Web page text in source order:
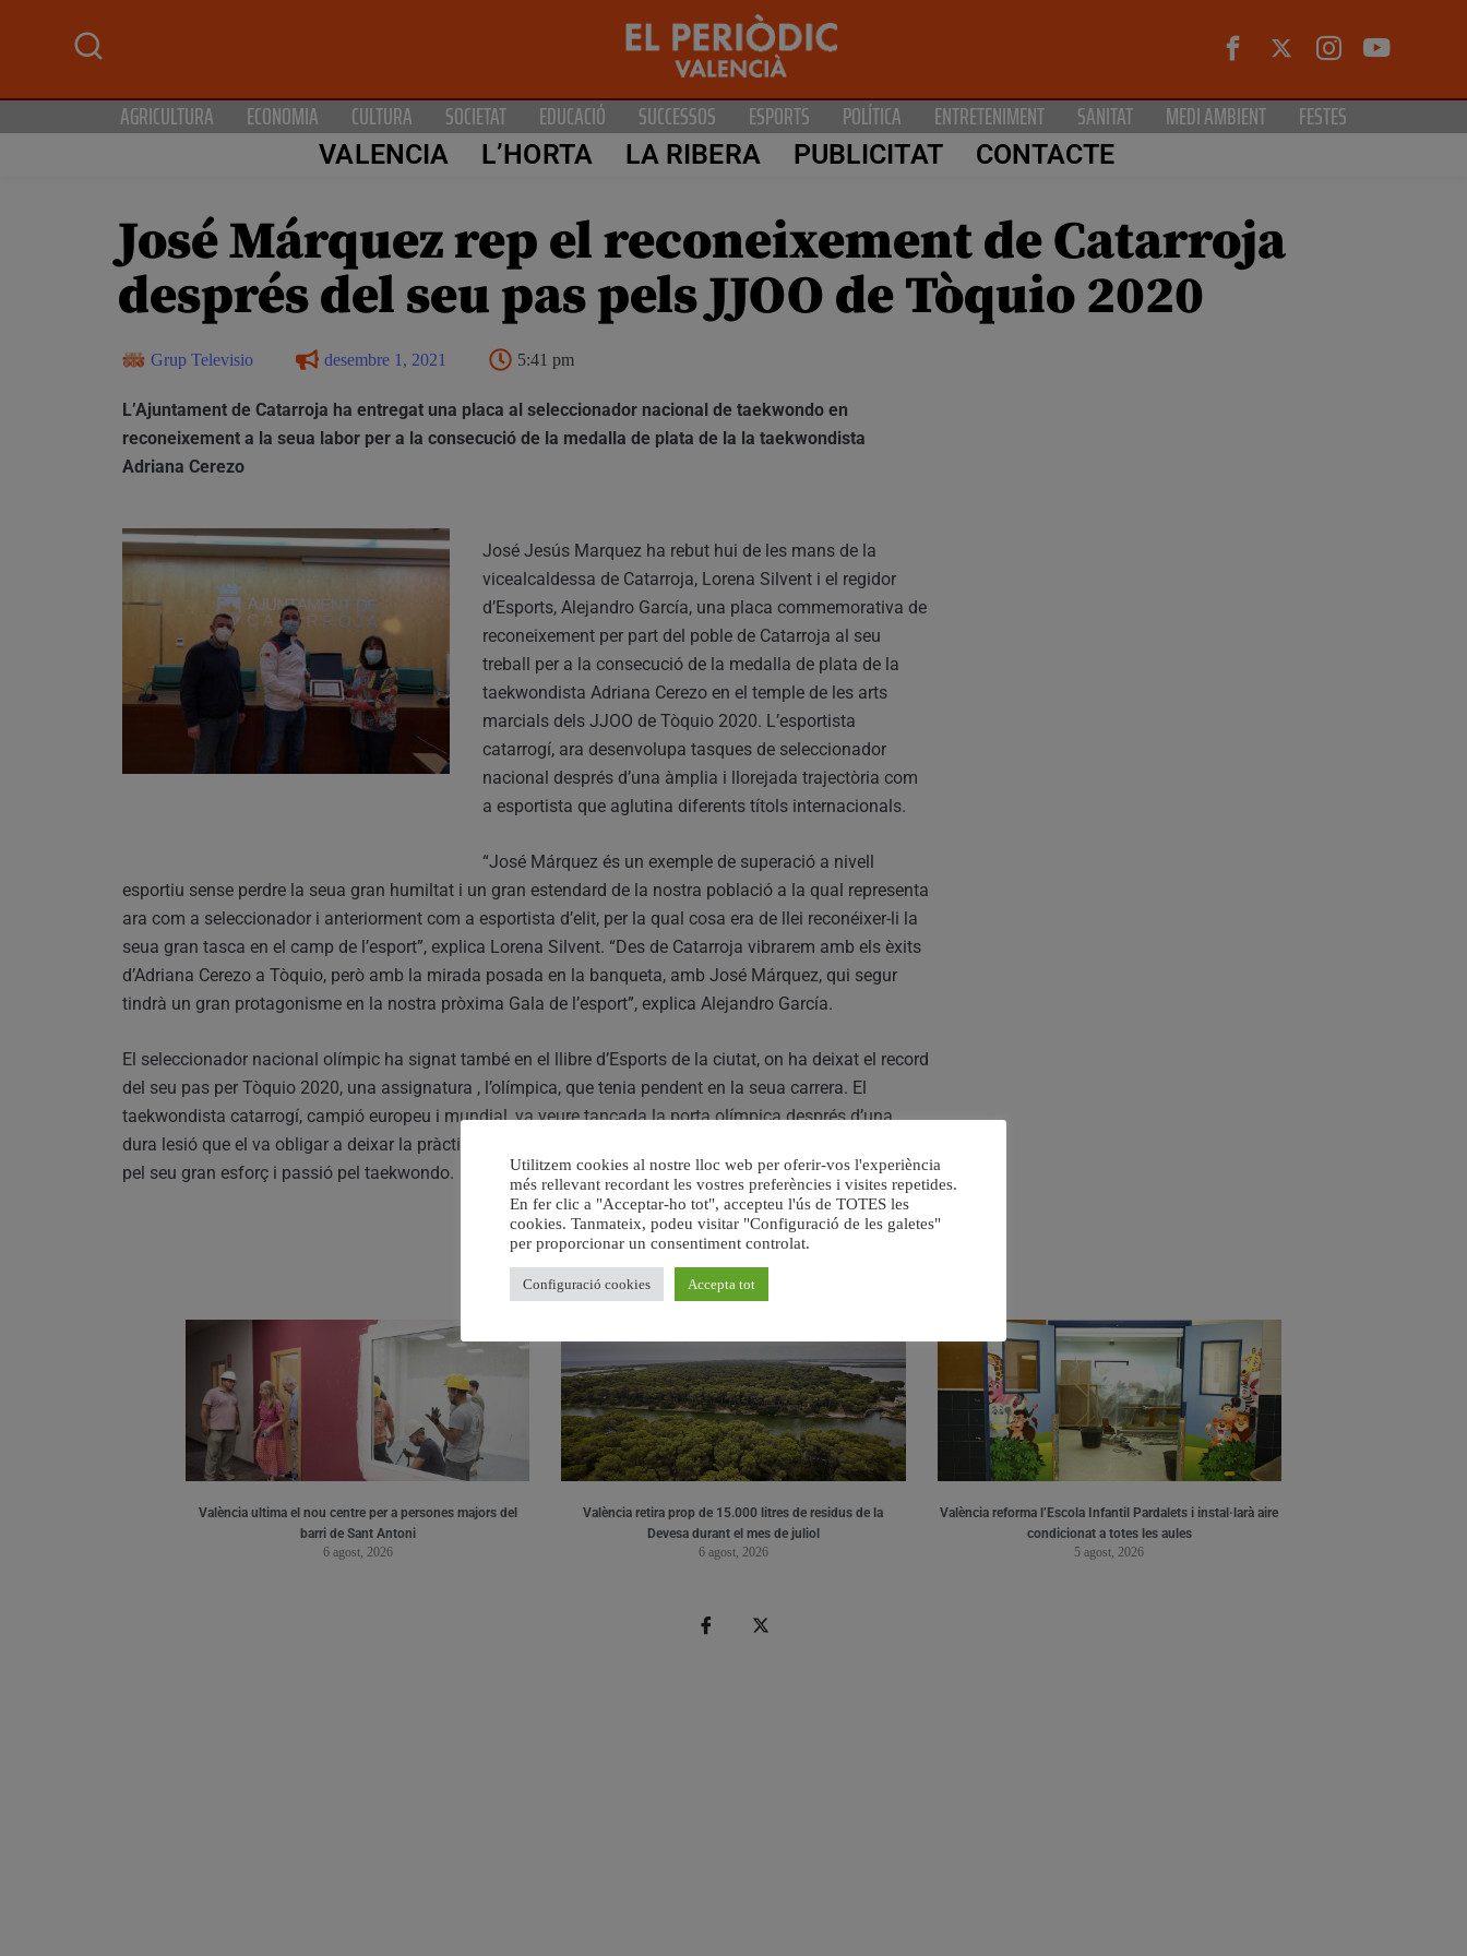
AGRICULTURA ECONOMIA CULTURA SOCIETAT EDUCACIÓ SUCCESSOS ESPORTS POLÍTICA ENTRETENIMENT SANITAT MEDI AMBIENT FESTES
VALENCIA L’HORTA LA RIBERA PUBLICITAT CONTACTE
José Márquez rep el reconeixement de Catarroja
després del seu pas pels JJOO de Tòquio 2020
Grup Televisio desembre 1, 2021 5:41 pm
L’Ajuntament de Catarroja ha entregat una placa al seleccionador nacional de taekwondo en
reconeixement a la seua labor per a la consecució de la medalla de plata de la la taekwondista
Adriana Cerezo
José Jesús Marquez ha rebut hui de les mans de la
vicealcaldessa de Catarroja, Lorena Silvent i el regidor
d’Esports, Alejandro García, una placa commemorativa de
reconeixement per part del poble de Catarroja al seu
treball per a la consecució de la medalla de plata de la
taekwondista Adriana Cerezo en el temple de les arts
marcials dels JJOO de Tòquio 2020. L’esportista
catarrogí, ara desenvolupa tasques de seleccionador
nacional després d’una àmplia i llorejada trajectòria com
a esportista que aglutina diferents títols internacionals.
“José Márquez és un exemple de superació a nivell
esportiu sense perdre la seua gran humiltat i un gran estendard de la nostra població a la qual representa
ara com a seleccionador i anteriorment com a esportista d’elit, per la qual cosa era de llei reconéixer-li la
seua gran tasca en el camp de l’esport”, explica Lorena Silvent. “Des de Catarroja vibrarem amb els èxits
d’Adriana Cerezo a Tòquio, però amb la mirada posada en la banqueta, amb José Márquez, qui segur
tindrà un gran protagonisme en la nostra pròxima Gala de l’esport”, explica Alejandro García.
El seleccionador nacional olímpic ha signat també en el llibre d’Esports de la ciutat, on ha deixat el record
del seu pas per Tòquio 2020, una assignatura , l’olímpica, que tenia pendent en la seua carrera. El
taekwondista catarrogí, campió europeu i mundial, va veure tancada la porta olímpica després d’una
dura lesió que el va obligar a deixar la pràctica de l’esport en actiu, al qual ha continuat sempre vinculat
pel seu gran esforç i passió pel taekwondo.
RELACIONAT
València ultima el nou centre per a persones majors del
barri de Sant Antoni
6 agost, 2026
València retira prop de 15.000 litres de residus de la
Devesa durant el mes de juliol
6 agost, 2026
València reforma l’Escola Infantil Pardalets i instal·larà aire
condicionat a totes les aules
5 agost, 2026
Utilitzem cookies al nostre lloc web per oferir-vos l'experiència
més rellevant recordant les vostres preferències i visites repetides.
En fer clic a "Acceptar-ho tot", accepteu l'ús de TOTES les
cookies. Tanmateix, podeu visitar "Configuració de les galetes"
per proporcionar un consentiment controlat.
Configuració cookies Accepta tot